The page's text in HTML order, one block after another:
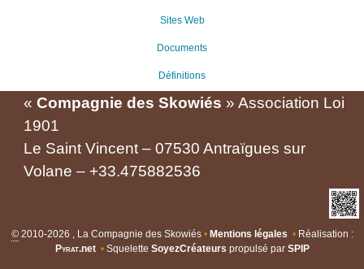
Sites Web
Documents
Définitions
« Compagnie des Skowiés » Association Loi
1901
Le Saint Vincent – 07530 Antraïgues sur
Volane – +33.475882536
©2010-2026 , La Compagnie des Skowiés • Mentions légales • Réalisation :
Pyrat.net •Squelette SoyezCréateurs propulsé par SPIP